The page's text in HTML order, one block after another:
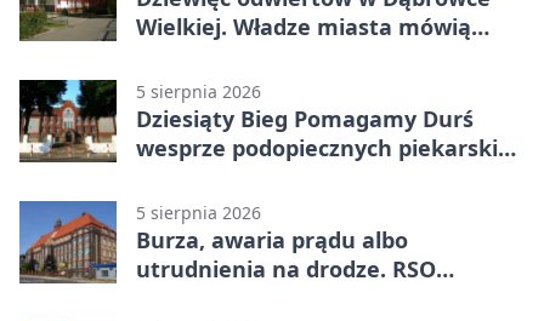
Wielkiej. Władze miasta mówią
5 sierpnia 2026
Dziesiąty Bieg Pomagamy Durś
wesprze podopiecznych piekarskich
5 sierpnia 2026
Burza, awaria prądu albo
utrudnienia na drodze. RSO